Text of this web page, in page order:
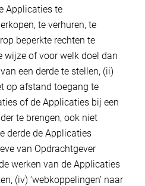
Applicaties te
te verhuren, te
beperkte rechten te
wijze of voor welk doel dan
een derde te stellen, (ii)
op afstand toegang te
of de Applicaties bij een
te brengen, ook niet
derde de Applicaties
van Opdrachtgever
werken van de Applicaties
(iv) ‘webkoppelingen’ naar